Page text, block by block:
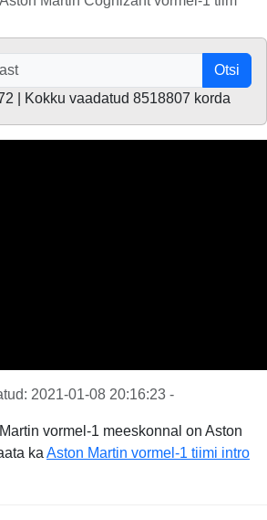
Otsi
| Kokku vaadatud 8518807 korda
2021-01-08 20:16:23 -
vormel-1 meeskonnal on Aston
ka Aston Martin vormel-1 tiimi intro